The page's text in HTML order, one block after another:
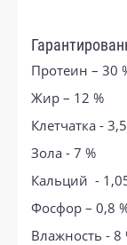
Протеин – 30
Жир – 12 %
Клетчатка -
Зола - 7 %
Кальций -
Фосфор – 0,8
Влажность - 8